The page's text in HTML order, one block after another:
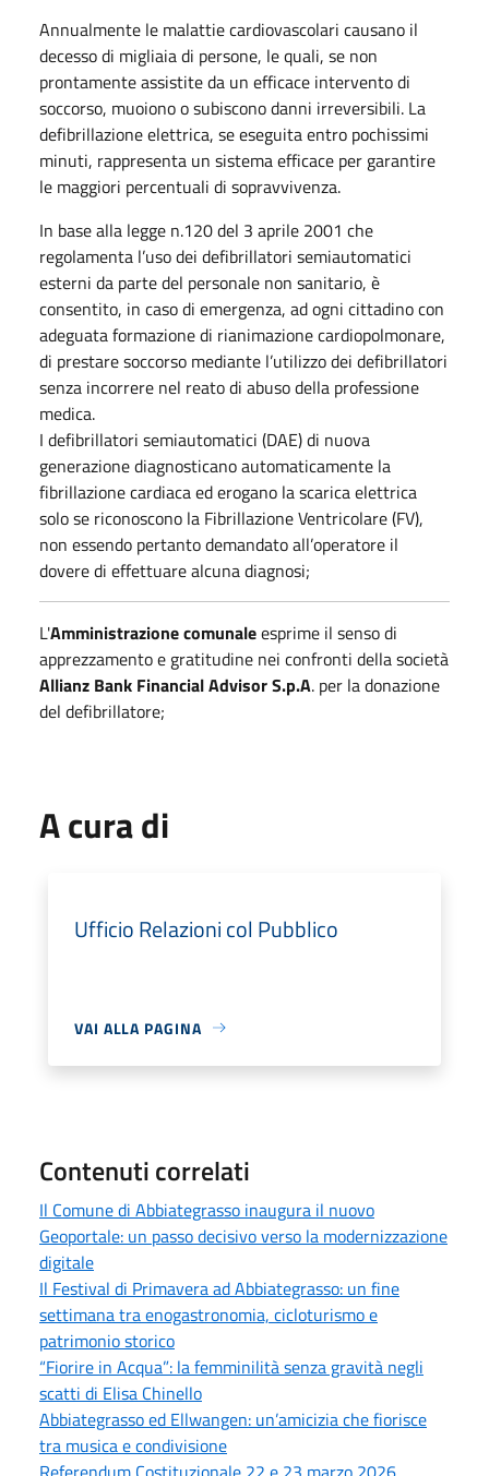
Annualmente le malattie cardiovascolari causano il
decesso di migliaia di persone, le quali, se non
prontamente assistite da un efficace intervento di
soccorso, muoiono o subiscono danni irreversibili. La
defibrillazione elettrica, se eseguita entro pochissimi
minuti, rappresenta un sistema efficace per garantire
le maggiori percentuali di sopravvivenza.
In base alla legge n.120 del 3 aprile 2001 che
regolamenta l’uso dei defibrillatori semiautomatici
esterni da parte del personale non sanitario, è
consentito, in caso di emergenza, ad ogni cittadino con
adeguata formazione di rianimazione cardiopolmonare,
di prestare soccorso mediante l’utilizzo dei defibrillatori
senza incorrere nel reato di abuso della professione
medica.
I defibrillatori semiautomatici (DAE) di nuova
generazione diagnosticano automaticamente la
fibrillazione cardiaca ed erogano la scarica elettrica
solo se riconoscono la Fibrillazione Ventricolare (FV),
non essendo pertanto demandato all’operatore il
dovere di effettuare alcuna diagnosi;
L'Amministrazione comunaleesprime il senso di
apprezzamento e gratitudine nei confronti della società
Allianz Bank Financial Advisor S.p.A. per la donazione
del defibrillatore;
A cura di
Ufficio Relazioni col Pubblico
VAI ALLA PAGINA
Contenuti correlati
Il Comune di Abbiategrasso inaugura il nuovo
Geoportale: un passo decisivo verso la modernizzazione
digitale
Il Festival di Primavera ad Abbiategrasso: un fine
settimana tra enogastronomia, cicloturismo e
patrimonio storico
“Fiorire in Acqua”: la femminilità senza gravità negli
scatti di Elisa Chinello
Abbiategrasso ed Ellwangen: un’amicizia che fiorisce
tra musica e condivisione